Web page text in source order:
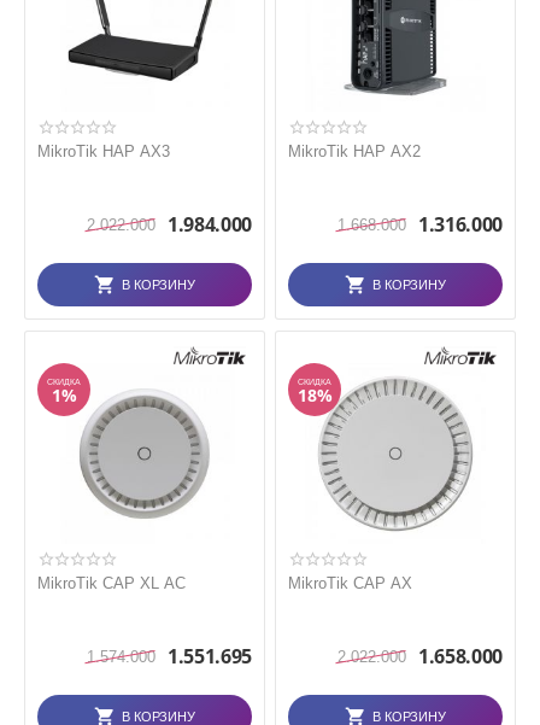
MikroTik HAP AX3
2.022.000 1.984.000
В КОРЗИНУ
MikroTik HAP AX2
1.668.000 1.316.000
В КОРЗИНУ
СКИДКА
1%
MikroTik CAP XL AC
1.574.000 1.551.695
В КОРЗИНУ
СКИДКА
18%
MikroTik CAP AX
2.022.000 1.658.000
В КОРЗИНУ